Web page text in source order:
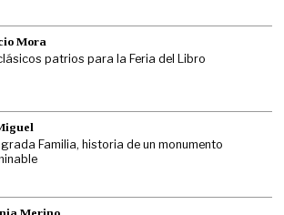
Mora
patrios para la Feria del Libro
Familia, historia de un monumento